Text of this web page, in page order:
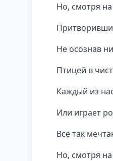
Но, смотря на
Не осознав
Птицей в
Каждый из
Или играет
Все так
Но, смотря на